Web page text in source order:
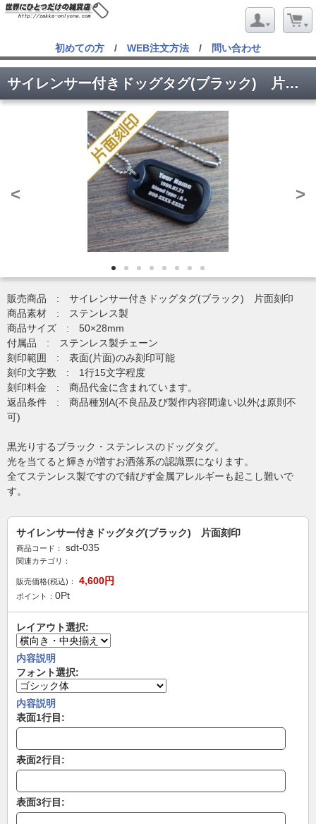
初めての方 / WEB注文方法 / 問い合わせ
サイレンサー付きドッグタグ(ブラック) 片面刻印
< >
販売商品 : サイレンサー付きドッグタグ(ブラック) 片面刻印
商品素材 : ステンレス製
商品サイズ : 50×28mm
付属品 : ステンレス製チェーン
刻印範囲 : 表面(片面)のみ刻印可能
刻印文字数 : 1行15文字程度
刻印料金 : 商品代金に含まれています。
返品条件 : 商品種別A(不良品及び製作内容間違い以外は原則不
可)
黒光りするブラック・ステンレスのドッグタグ。
光を当てると輝きが増すお洒落系の認識票になります。
全てステンレス製ですので錆びず金属アレルギーも起こし難いで
す。
サイレンサー付きドッグタグ(ブラック) 片面刻印
商品コード： sdt-035
関連カテゴリ：
販売価格(税込)： 4,600円
ポイント： 0Pt
レイアウト選択:
内容説明
フォント選択:
内容説明
表面1行目:
表面2行目:
表面3行目: